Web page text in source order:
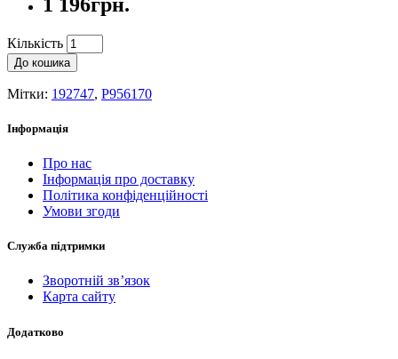
Кількість
До кошика
Мітки: 192747, P956170
Інформація
Про нас
Інформація про доставку
Політика конфіденційності
Умови згоди
Служба підтримки
Зворотній зв’язок
Карта сайту
Додатково